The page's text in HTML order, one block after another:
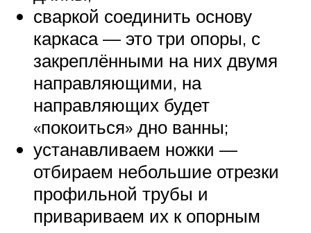
сваркой соединить основу
каркаса — это три опоры, с
закреплёнными на них двумя
направляющими, на
направляющих будет
«покоиться» дно ванны;
устанавливаем ножки —
отбираем небольшие отрезки
профильной трубы и
привариваем их к опорным